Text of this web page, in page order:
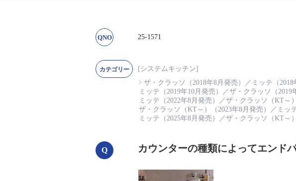
25-1571
[システムキッチン]
ザ・クラッソ（2018年8月発売）
／ ミッテ（2018
ミッテ（2019年10月発売）
／ザ・クラッソ（2019
ミッテ（2022年8月発売）
／ザ・クラッソ（KT～
ザ・クラッソ（KT～）（2023年8月発売）
／ ミッ
ミッテ（2025年8月発売）
／ザ・クラッソ（KT～
カウンターの種類によってエンド